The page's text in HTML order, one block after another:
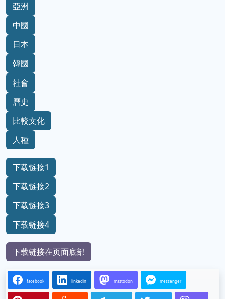
亞洲
中國
日本
韓國
社會
曆史
比較文化
人種
下载链接1
下载链接2
下载链接3
下载链接4
下载链接在页面底部
facebook linkedin mastodon messenger